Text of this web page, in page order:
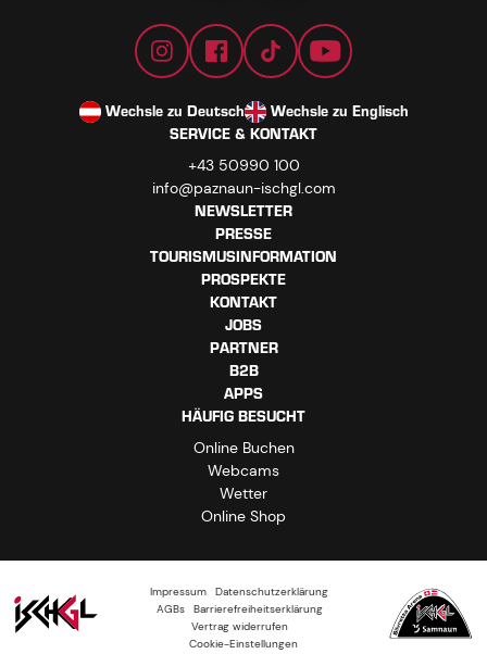
Wechsle zu Deutsch
Wechsle zu Englisch
SERVICE & KONTAKT
+43 50990 100
info@paznaun-ischgl.com
NEWSLETTER
PRESSE
TOURISMUSINFORMATION
PROSPEKTE
KONTAKT
JOBS
PARTNER
B2B
APPS
HÄUFIG BESUCHT
Online Buchen
Webcams
Wetter
Online Shop
Impressum
Datenschutzerklärung
AGBs
Barrierefreiheitserklärung
Vertrag widerrufen
Cookie-Einstellungen